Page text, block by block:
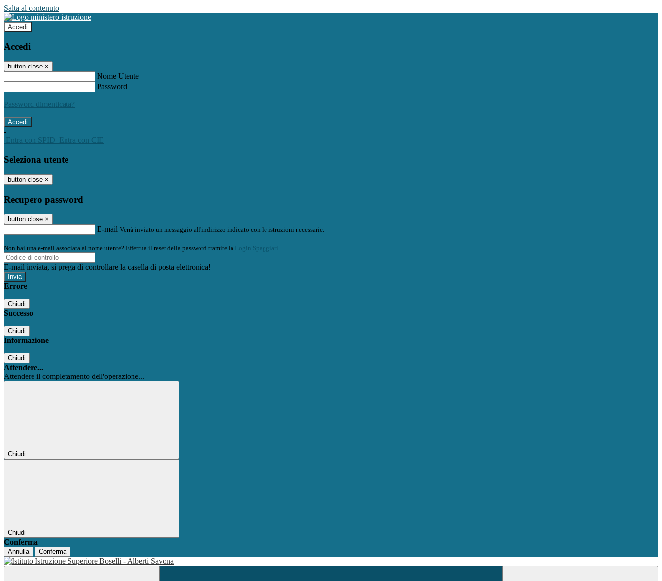
Salta al contenuto
Accedi
Accedi
button close ×
Nome Utente
Password
Password dimenticata?
-
Entra con SPID
Entra con CIE
Seleziona utente
button close ×
Recupero password
button close ×
E-mail Verrà inviato un messaggio all'indirizzo indicato con le istruzioni necessarie.
Non hai una e-mail associata al nome utente? Effettua il reset della password tramite la Login Spaggiari
E-mail inviata, si prega di controllare la casella di posta elettronica!
Errore
Chiudi
Successo
Chiudi
Informazione
Chiudi
Attendere...
Attendere il completamento dell'operazione...
Chiudi
Chiudi
Conferma
Annulla Conferma